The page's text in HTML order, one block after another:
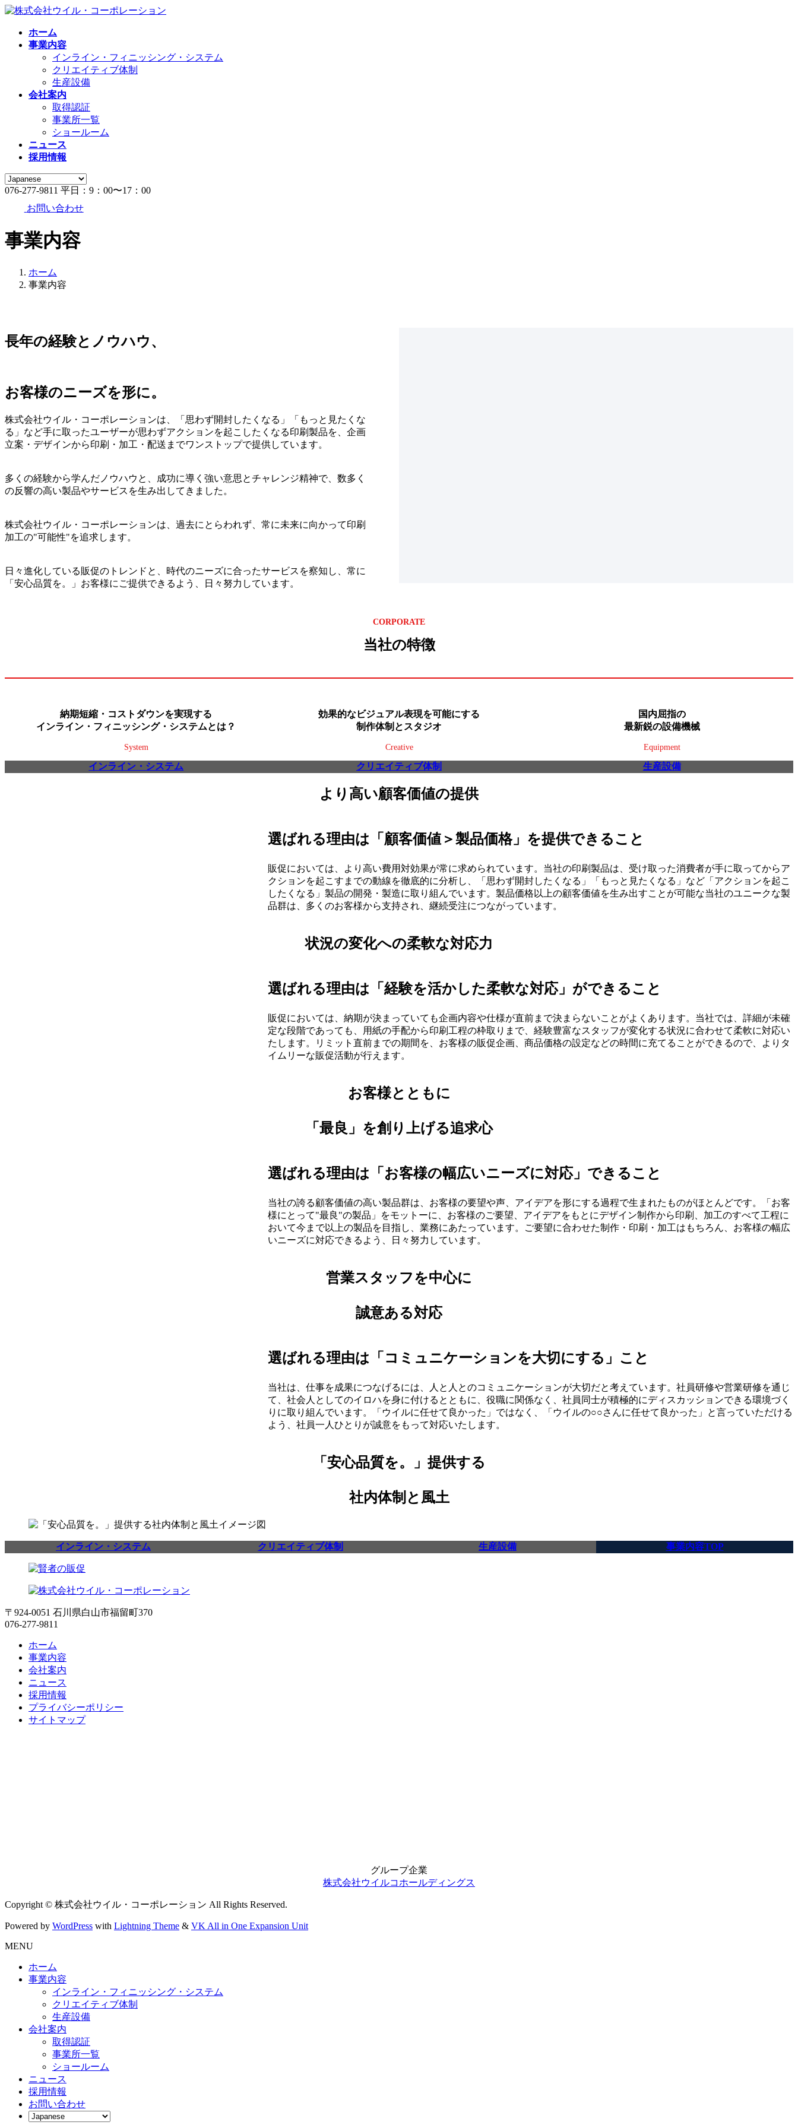
コ
ナ
ホーム
事業内容
インライン・フィニッシング・システム
クリエイティブ体制
生産設備
会社案内
取得認証
事業所一覧
ショールーム
ニュース
採用情報
076-277-9811 平日：9：00〜17：00
お問い合わせ
事業内容
ホーム
事業内容
長年の経験とノウハウ、
お客様のニーズを形に。
株式会社ウイル・コーポレーションは、「思わず開封したくなる」「もっと見たくな
る」など手に取ったユーザーが思わずアクションを起こしたくなる印刷製品を、企画
立案・デザインから印刷・加工・配送までワンストップで提供しています。
多くの経験から学んだノウハウと、成功に導く強い意思とチャレンジ精神で、数多く
の反響の高い製品やサービスを生み出してきました。
株式会社ウイル・コーポレーションは、過去にとらわれず、常に未来に向かって印刷
加工の"可能性"を追求します。
日々進化している販促のトレンドと、時代のニーズに合ったサービスを察知し、常に
「安心品質を。」お客様にご提供できるよう、日々努力しています。
CORPORATE
当社の特徴
納期短縮・コストダウンを実現する
インライン・フィニッシング・システムとは？
System
インライン・システム
効果的なビジュアル表現を可能にする
制作体制とスタジオ
Creative
クリエイティブ体制
国内屈指の
最新鋭の設備機械
Equipment
生産設備
より高い顧客価値の提供
選ばれる理由は「顧客価値＞製品価格」を提供できること
販促においては、より高い費用対効果が常に求められています。当社の印刷製品は、受け取った消費者が手に取ってからア
クションを起こすまでの動線を徹底的に分析し、「思わず開封したくなる」「もっと見たくなる」など「アクションを起こ
したくなる」製品の開発・製造に取り組んでいます。製品価格以上の顧客価値を生み出すことが可能な当社のユニークな製
品群は、多くのお客様から支持され、継続受注につながっています。
状況の変化への柔軟な対応力
選ばれる理由は「経験を活かした柔軟な対応」ができること
販促においては、納期が決まっていても企画内容や仕様が直前まで決まらないことがよくあります。当社では、詳細が未確
定な段階であっても、用紙の手配から印刷工程の枠取りまで、経験豊富なスタッフが変化する状況に合わせて柔軟に対応い
たします。リミット直前までの期間を、お客様の販促企画、商品価格の設定などの時間に充てることができるので、よりタ
イムリーな販促活動が行えます。
お客様とともに
「最良」を創り上げる追求心
選ばれる理由は「お客様の幅広いニーズに対応」できること
当社の誇る顧客価値の高い製品群は、お客様の要望や声、アイデアを形にする過程で生まれたものがほとんどです。「お客
様にとって"最良"の製品」をモットーに、お客様のご要望、アイデアをもとにデザイン制作から印刷、加工のすべて工程に
おいて今まで以上の製品を目指し、業務にあたっています。ご要望に合わせた制作・印刷・加工はもちろん、お客様の幅広
いニーズに対応できるよう、日々努力しています。
営業スタッフを中心に
誠意ある対応
選ばれる理由は「コミュニケーションを大切にする」こと
当社は、仕事を成果につなげるには、人と人とのコミュニケーションが大切だと考えています。社員研修や営業研修を通じ
て、社会人としてのイロハを身に付けるとともに、役職に関係なく、社員同士が積極的にディスカッションできる環境づく
りに取り組んでいます。「ウイルに任せて良かった」ではなく、「ウイルの○○さんに任せて良かった」と言っていただける
よう、社員一人ひとりが誠意をもって対応いたします。
「安心品質を。」提供する
社内体制と風土
インライン・システム クリエイティブ体制 生産設備 事業内容TOP
〒924-0051 石川県白山市福留町370
076-277-9811
ホーム
事業内容
会社案内
ニュース
採用情報
プライバシーポリシー
サイトマップ
グループ企業
株式会社ウイルコホールディングス
Copyright © 株式会社ウイル・コーポレーション All Rights Reserved.
Powered by WordPress with Lightning Theme & VK All in One Expansion Unit
MENU
ホーム
事業内容
インライン・フィニッシング・システム
クリエイティブ体制
生産設備
会社案内
取得認証
事業所一覧
ショールーム
ニュース
採用情報
お問い合わせ